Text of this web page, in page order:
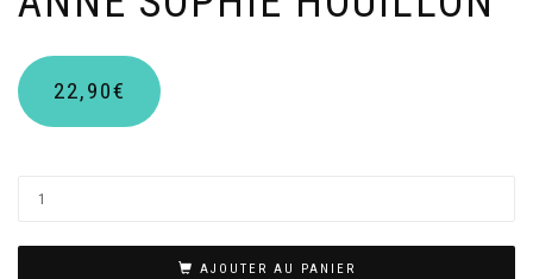
22,90€
AJOUTER AU PANIER